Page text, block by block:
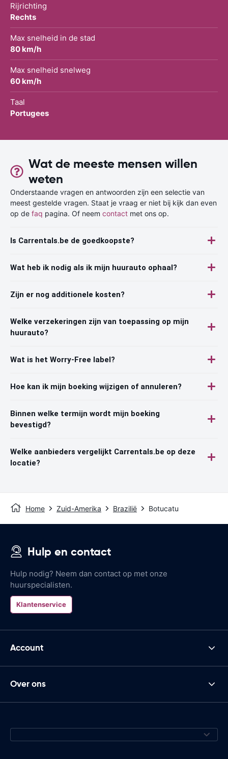
Rijrichting
Rechts
Max snelheid in de stad
80 km/h
Max snelheid snelweg
60 km/h
Taal
Portugees
Wat de meeste mensen willen
weten
Onderstaande vragen en antwoorden zijn een selectie van
meest gestelde vragen. Staat je vraag er niet bij kijk dan even
op de faq pagina. Of neem contact met ons op.
Is Carrentals.be de goedkoopste?
Wat heb ik nodig als ik mijn huurauto ophaal?
Zijn er nog additionele kosten?
Welke verzekeringen zijn van toepassing op mijn
huurauto?
Wat is het Worry-Free label?
Hoe kan ik mijn boeking wijzigen of annuleren?
Binnen welke termijn wordt mijn boeking
bevestigd?
Welke aanbieders vergelijkt Carrentals.be op deze
locatie?
Home Zuid-Amerika Brazilië Botucatu
Hulp en contact
Hulp nodig? Neem dan contact op met onze
huurspecialisten.
Klantenservice
Account
Over ons